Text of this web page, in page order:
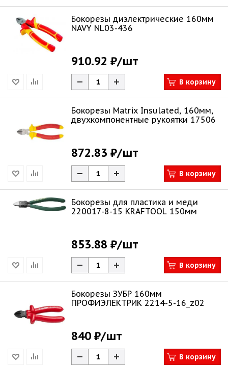
Бокорезы диэлектрические 160мм
NAVY NL03-436
910.92 ₽/шт
В корзину
Бокорезы Matrix Insulated, 160мм,
двухкомпонентные рукоятки 17506
872.83 ₽/шт
В корзину
Бокорезы для пластика и меди
220017-8-15 KRAFTOOL 150мм
853.88 ₽/шт
В корзину
Бокорезы ЗУБР 160мм
ПРОФИЭЛЕКТРИК 2214-5-16_z02
840 ₽/шт
В корзину